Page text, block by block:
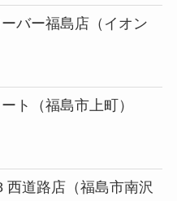
バー福島店（イオン
ト（福島市上町）
西道路店（福島市南沢